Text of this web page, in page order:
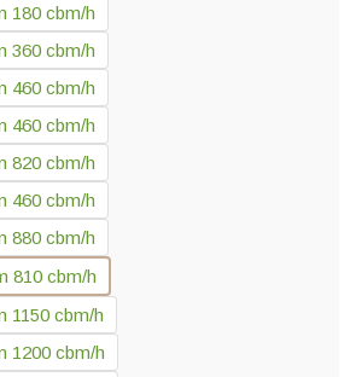
180 cbm/h
360 cbm/h
460 cbm/h
460 cbm/h
820 cbm/h
460 cbm/h
880 cbm/h
810 cbm/h
1150 cbm/h
1200 cbm/h